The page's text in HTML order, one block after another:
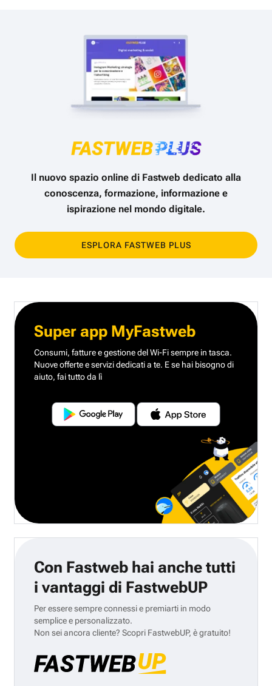
Il nuovo spazio online di Fastweb dedicato alla
conoscenza, formazione, informazione e
ispirazione nel mondo digitale.
ESPLORA FASTWEB PLUS
Super app MyFastweb
Consumi, fatture e gestione del Wi-Fi sempre in tasca.
Nuove offerte e servizi dedicati a te. E se hai bisogno di
aiuto, fai tutto da lì
Con Fastweb hai anche tutti
i vantaggi di FastwebUP
Per essere sempre connessi e premiarti in modo
semplice e personalizzato.
Non sei ancora cliente? Scopri FastwebUP, è gratuito!